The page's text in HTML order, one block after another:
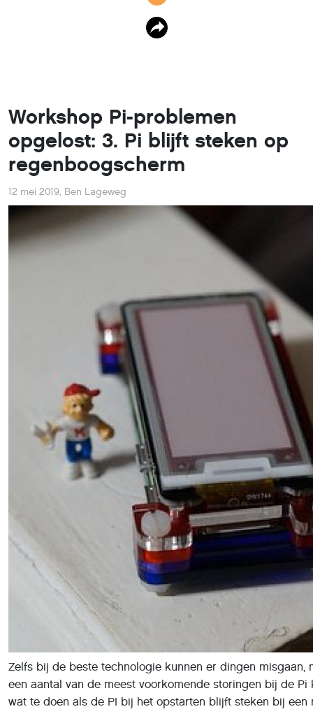
Workshop Pi-problemen
opgelost: 3. Pi blijft steken op
regenboogscherm
12 mei 2019, Ben Lageweg
Zelfs bij de beste technologie kunnen er dingen misgaan,
een aantal van de meest voorkomende storingen bij de
wat te doen als de PI bij het opstarten blijft steken bij een